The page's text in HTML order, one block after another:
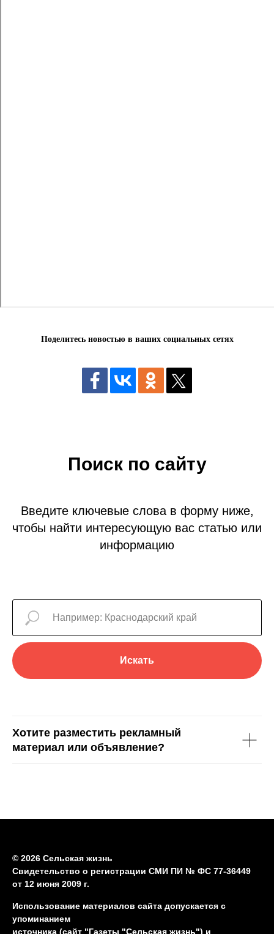
Поделитесь новостью в ваших социальных сетях
Поиск по сайту
Введите ключевые слова в форму ниже,
чтобы найти интересующую вас статью или
информацию
Искать
Хотите разместить рекламный
материал или объявление?
© 2026 Сельская жизнь
Свидетельство о регистрации СМИ ПИ № ФС 77-36449
от 12 июня 2009 г.
Использование материалов сайта допускается с
упоминанием
источника (сайт "Газеты "Сельская жизнь") и